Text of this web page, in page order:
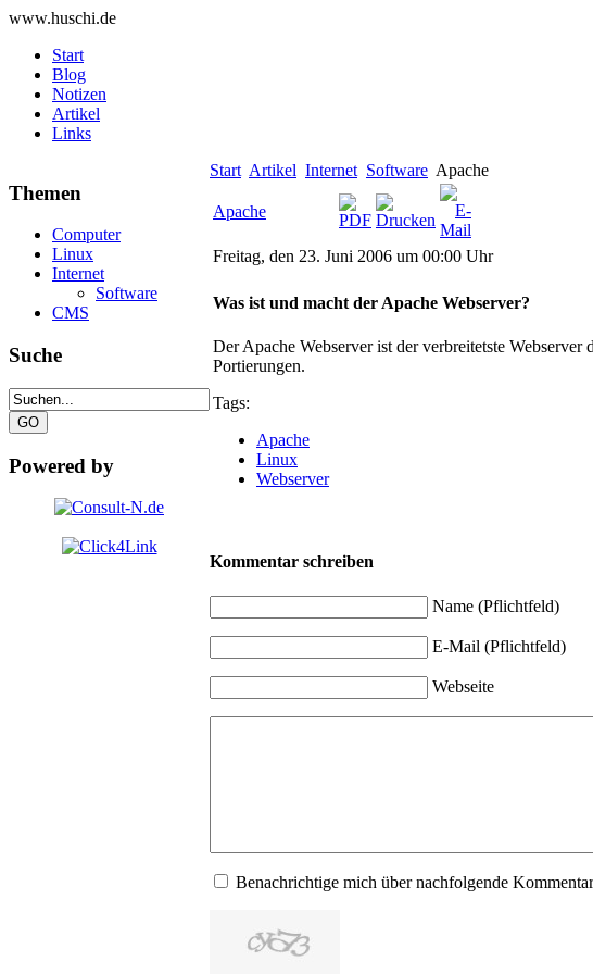
www.huschi.de
Start
Blog
Notizen
Artikel
Links
Themen
Computer
Linux
Internet
Software
CMS
Suche
Powered by
Start Artikel Internet Software Apache
Apache
Freitag, den 23. Juni 2006 um 00:00 Uhr
Was ist und macht der Apache Webserver?
Der Apache Webserver ist der verbreitetste
Portierungen.
Tags:
Apache
Linux
Webserver
Kommentar schreiben
Name (Pflichtfeld)
E-Mail (Pflichtfeld)
Webseite
Benachrichtige mich über nachfolgende